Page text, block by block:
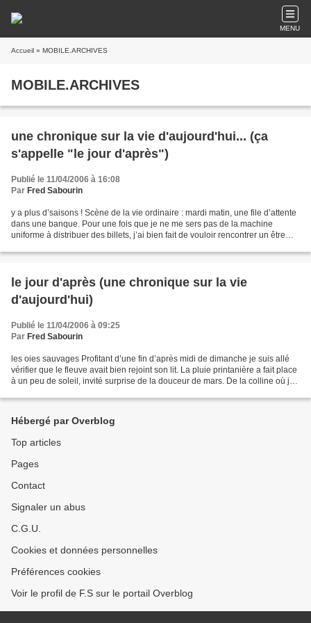
MENU
Accueil » MOBILE.ARCHIVES
MOBILE.ARCHIVES
une chronique sur la vie d'aujourd'hui... (ça
s'appelle "le jour d'après")
Publié le 11/04/2006 à 16:08
Par Fred Sabourin
y a plus d’saisons ! Scène de la vie ordinaire : mardi matin, une file d’attente
dans une banque. Pour une fois que je ne me sers pas de la machine
uniforme à distribuer des billets, j’ai bien fait de vouloir rencontrer un être
le jour d'après (une chronique sur la vie
d'aujourd'hui)
Publié le 11/04/2006 à 09:25
Par Fred Sabourin
les oies sauvages Profitant d’une fin d’après midi de dimanche je suis allé
vérifier que le fleuve avait bien rejoint son lit. La pluie printanière a fait place
à un peu de soleil, invité surprise de la douceur de mars. De la colline où je
Hébergé par Overblog
Top articles
Pages
Contact
Signaler un abus
C.G.U.
Cookies et données personnelles
Préférences cookies
Voir le profil de F.S sur le portail Overblog